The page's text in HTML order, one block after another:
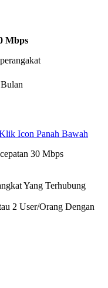
Mbps
Icon Panah Bawah
30 Mbps
Yang Terhubung
2 User/Orang Dengan